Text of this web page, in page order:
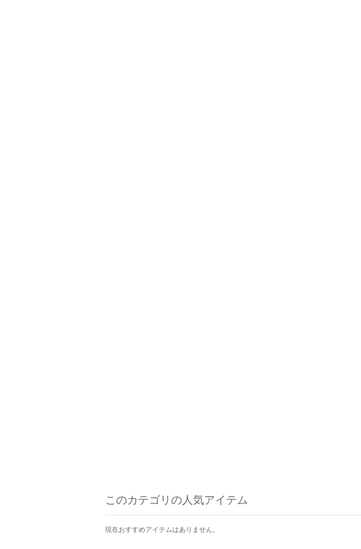
このカテゴリの人気アイテム
現在おすすめアイテムはありません。